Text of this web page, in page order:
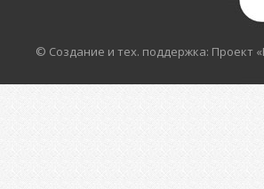
© Создание и тех. поддержка: Проект